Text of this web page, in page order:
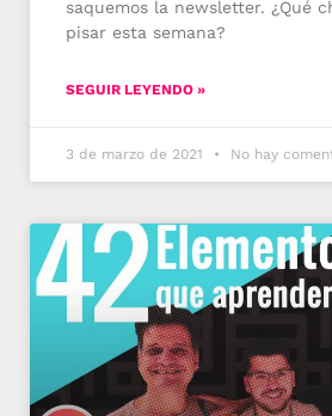
saquemos la newsletter. ¿Qué
pisar esta semana?
SEGUIR LEYENDO »
3 de marzo de 2021 No hay